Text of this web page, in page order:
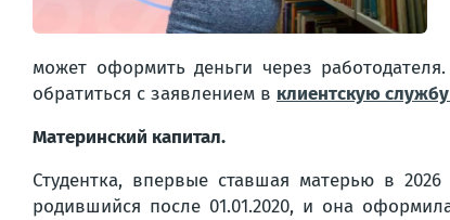
может оформить деньги через
обратиться с заявлением в клиентскую
Материнский капитал.
Студентка, впервые ставшая матерью в
родившийся после 01.01.2020, и она